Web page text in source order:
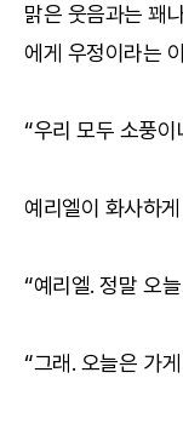
맑은 웃음과는 꽤
에게 우정이라는
“우리 모두 소풍이
예리엘이 화사하
“예리엘. 정말 오
“그래. 오늘은 가